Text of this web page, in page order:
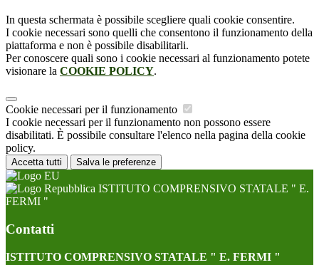
In questa schermata è possibile scegliere quali cookie consentire.
I cookie necessari sono quelli che consentono il funzionamento della
piattaforma e non è possibile disabilitarli.
Per conoscere quali sono i cookie necessari al funzionamento potete
visionare la COOKIE POLICY.
Cookie necessari per il funzionamento
I cookie necessari per il funzionamento non possono essere
disabilitati. È possibile consultare l'elenco nella pagina della cookie
policy.
Accetta tutti Salva le preferenze
ISTITUTO COMPRENSIVO STATALE " E.
FERMI "
Contatti
ISTITUTO COMPRENSIVO STATALE " E. FERMI "